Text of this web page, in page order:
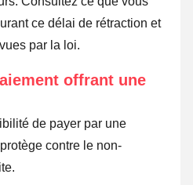
ce délai de rétraction et
par la loi.
offrant une
de payer par une
contre le non-